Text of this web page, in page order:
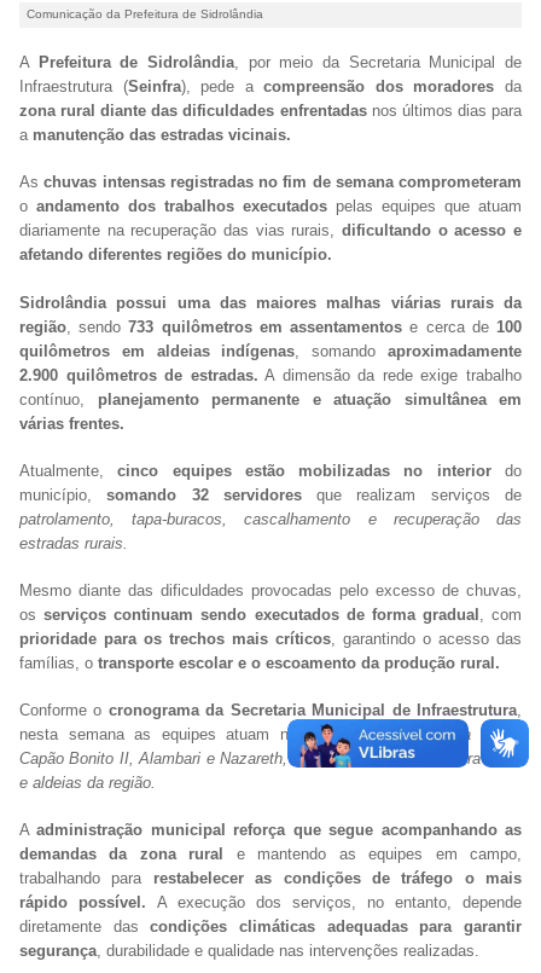
Comunicação da Prefeitura de Sidrolândia
A Prefeitura de Sidrolândia, por meio da Secretaria Municipal de
Infraestrutura (Seinfra), pede acompreensão dos moradoresda
zona rural diante das dificuldades enfrentadasnos últimos dias para
a manutenção das estradas vicinais.
As chuvas intensas registradas no fim de semana comprometeram
o andamento dos trabalhos executados pelas equipes que atuam
diariamente na recuperação das vias rurais, dificultando o acesso e
afetando diferentes regiões do município.
Sidrolândia possui uma das maiores malhas viárias rurais da
região , sendo 733 quilômetros em assentamentos e cerca de 100
quilômetros em aldeias indígenas , somandoaproximadamente
2.900 quilômetros de estradas. A dimensão da rede exige trabalho
contínuo, planejamento permanente e atuação simultânea em
várias frentes.
Atualmente, cinco equipes estão mobilizadas no interior do
município,
somando 32 servidoresque realizam serviços de
patrolamento, tapa-buracos, cascalhamento e recuperação das
estradas rurais.
Mesmo diante das dificuldades provocadas pelo excesso de chuvas,
osserviços continuam sendo executados de forma gradual
, com
prioridade para os trechos mais críticos , garantindo o acesso das
famílias, o transporte escolar e o escoamento da produção rural.
Conforme o cronograma da Secretaria Municipal de Infraestrutura,
nesta semana as equipes atuam nosassentamentos Barra Nova,
Capão Bonito II, Alambari e Nazareth, além do distrito do Quebra Coco
e aldeias da região.
Aadministração municipal reforça que segue acompanhando as
demandas da zona rural e mantendo as equipes em campo,
trabalhando para restabelecer as condições de tráfego o mais
rápido possível. A execução dos serviços, no entanto, depende
diretamente das condições climáticas adequadas para garantir
segurança, durabilidade e qualidade nas intervenções realizadas.